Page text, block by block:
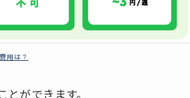
用は？
ができます。